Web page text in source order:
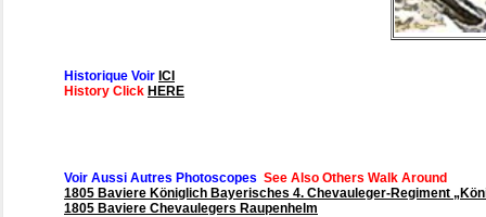
Historique Voir ICI
History Click HERE
Voir Aussi Autres Photoscopes See Also Others Walk Around
1805 Baviere Königlich Bayerisches 4. Chevauleger-Regiment
1805 Baviere Chevaulegers Raupenhelm